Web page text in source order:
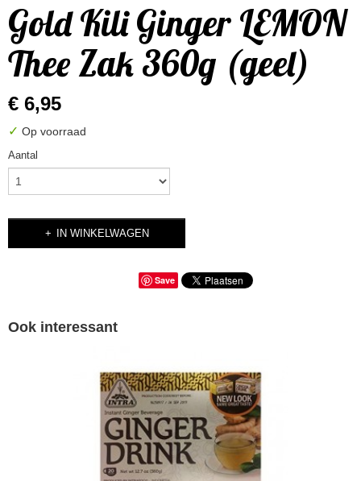
Gold Kili Ginger LEMON
Thee Zak 360g (geel)
€ 6,95
✓ Op voorraad
Aantal
IN WINKELWAGEN
Save
Ook interessant